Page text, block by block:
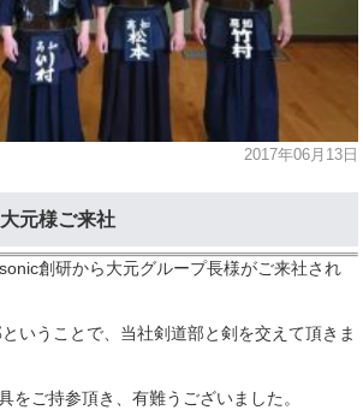
2017年06月13日
元様ご来社
創研から大元グループ長様がご来社され
いうことで、当社剣道部と剣を交えて頂きま
をご持参頂き、有難うございました。